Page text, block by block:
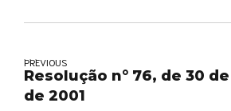
PREVIOUS
Resolução n° 76, de 30
de 2001